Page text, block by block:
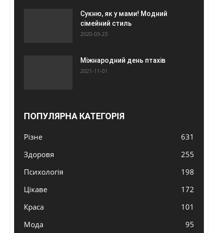
Сукню, як у мами! Модний
сімейний стиль
2020-03-23
Міжнародний день птахів
2021-11-01
ПОПУЛЯРНА КАТЕГОРІЯ
Різне
631
Здоровя
255
Психологія
198
Цікаве
172
Краса
101
Мода
95